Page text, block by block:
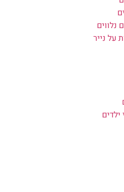
נלווים
על נייר